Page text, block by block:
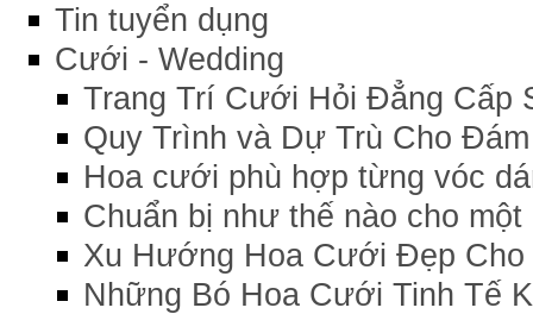
Tin tuyển dụng
Cưới - Wedding
Trang Trí Cưới Hỏi Đẳng Cấp
Quy Trình và Dự Trù Cho
Hoa cưới phù hợp từng vóc
Chuẩn bị như thế nào cho
Xu Hướng Hoa Cưới Đẹp
Những Bó Hoa Cưới Tinh Tế